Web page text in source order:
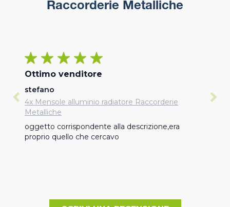
Raccorderie Metalliche
Ottimo venditore
stefano
4x Mensole alluminio radiatore Raccorderie
Metalliche
oggetto corrispondente alla descrizione,era
proprio quello che cercavo